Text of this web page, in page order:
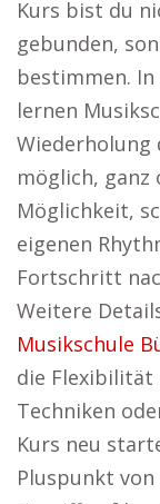
Kurs bist du
gebunden,
bestimmen.
lernen
möglich, ganz
Möglichkeit,
eigenen
Fortschritt
Weitere
Musikschule
die Flexibilität
Techniken
Kurs neu
Pluspunkt